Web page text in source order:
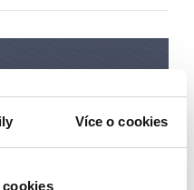
Více o cookies
cookies